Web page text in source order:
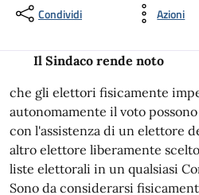
Condividi Azioni
Il Sindaco rende noto
che gli elettori fisicamente
autonomamente il voto
con l'assistenza di un elettore
altro elettore liberamente
liste elettorali in un qualsiasi
Sono da considerarsi